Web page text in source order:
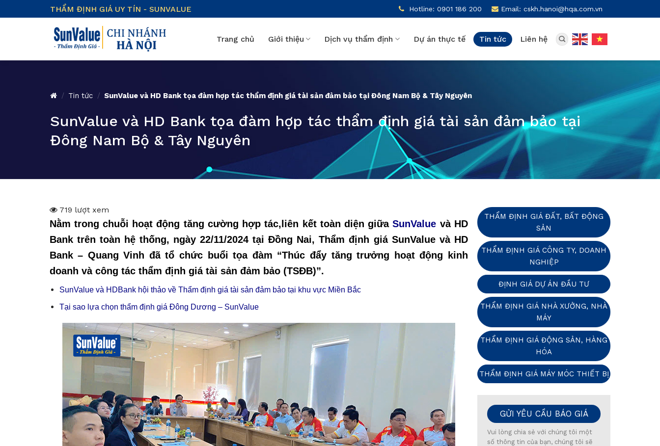
to
THẨM ĐỊNH GIÁ UY TÍN - SUNVALUE Hotline: 0901 186 200 Email: cskh.hanoi@hqa.com.vn
Trang chủ Giới thiệu Dịch vụ thẩm định Dự án thực tế Tin tức Liên hệ
/ Tin tức / SunValue và HD Bank tọa đàm hợp tác thẩm định giá tài sản đảm bảo tại Đông Nam Bộ & Tây Nguyên
SunValue và HD Bank tọa đàm hợp tác thẩm định giá tài sản đảm bảo tại
Đông Nam Bộ & Tây Nguyên
719 lượt xem
Nằm trong chuỗi hoạt động tăng cường hợp tác,liên kết toàn diện giữaSunValue và HD
Bank trên toàn hệ thống, ngày 22/11/2024 tại Đồng Nai, Thẩm định giá SunValue và HD
Bank – Quang Vinh đã tổ chức buổi tọa đàm “Thúc đẩy tăng trưởng hoạt động kinh
doanh và công tác thẩm định giá tài sản đảm bảo (TSĐB)”.
SunValue và HDBank hội thảo về Thẩm định giá tài sản đảm bảo tại khu vực Miền Bắc
Tại sao lựa chọn thẩm định giá Đông Dương – SunValue
THẨM ĐỊNH GIÁ ĐẤT, BẤT ĐỘNG
SẢN
THẨM ĐỊNH GIÁ CÔNG TY, DOANH
NGHIỆP
ĐỊNH GIÁ DỰ ÁN ĐẦU TƯ
THẨM ĐỊNH GIÁ NHÀ XƯỞNG, NHÀ
MÁY
THẨM ĐỊNH GIÁ ĐỘNG SẢN, HÀNG
HÓA
THẨM ĐỊNH GIÁ MÁY MÓC THIẾT BỊ
GỬI YÊU CẦU BÁO GIÁ
Vui lòng chia sẻ với chúng tôi một
số thông tin của bạn, chúng tôi sẽ